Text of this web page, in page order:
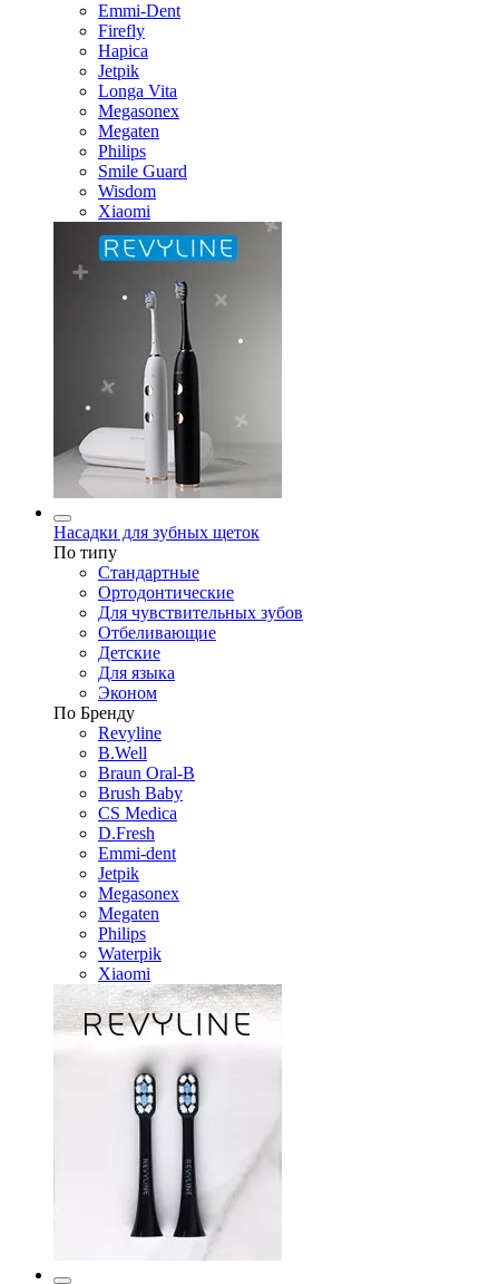
Emmi-Dent
Firefly
Hapica
Jetpik
Longa Vita
Megasonex
Megaten
Philips
Smile Guard
Wisdom
Xiaomi
Насадки для зубных щеток
По типу
Стандартные
Ортодонтические
Для чувствительных зубов
Отбеливающие
Детские
Для языка
Эконом
По Бренду
Revyline
B.Well
Braun Oral-B
Brush Baby
CS Medica
D.Fresh
Emmi-dent
Jetpik
Megasonex
Megaten
Philips
Waterpik
Xiaomi